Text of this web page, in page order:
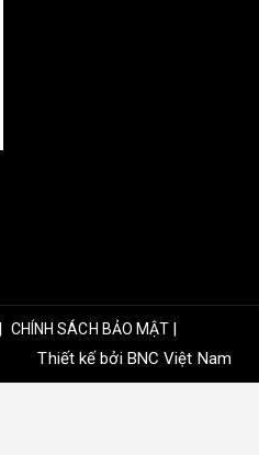
CHÍNH SÁCH BẢO MẬT
Thiết kế bởi BNC Việt Nam